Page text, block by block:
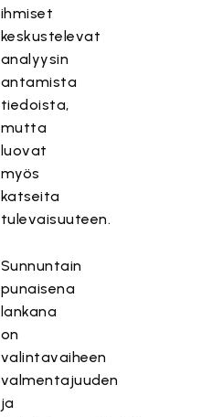
ihmiset
keskustelevat
analyysin
antamista
tiedoista,
mutta
luovat
myös
katseita
tulevaisuuteen.
Sunnuntain
punaisena
lankana
on
valintavaiheen
valmentajuuden
ja